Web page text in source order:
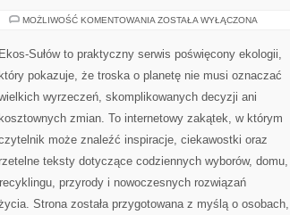
MOŻLIWOŚĆ KOMENTOWANIA CZYTELNICZY
ZOSTAŁA WYŁĄCZONA
Ekos-Sułów to praktyczny serwis poświęcony ekologii,
który pokazuje, że troska o planetę nie musi oznaczać
wyrzeczeń, skomplikowanych decyzji ani
kosztownych zmian. To internetowy zakątek, w którym
może znaleźć inspiracje, ciekawostki oraz
rzetelne teksty dotyczące codziennych wyborów, domu,
przyrody i nowoczesnych rozwiązań
Strona została przygotowana z myślą o osobach,